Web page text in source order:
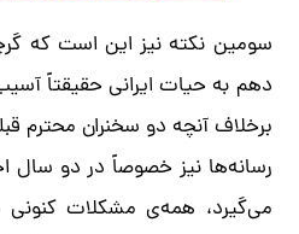
سومین نکته نیز‌ این است که
دهم به حیات ایرانی حقیقتاً
برخلاف آنچه دو سخنران محترم
رسانه‌ها نیز خصوصاً در دو سال
می‌گیرد، همه‌ی مشکلات